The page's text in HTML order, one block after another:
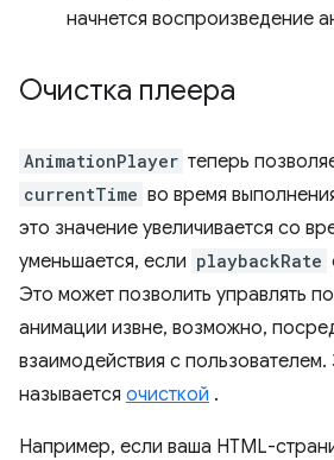
начнется воспроизведение
Очистка плеера
AnimationPlayer теперь
currentTime во время
это значение увеличивается со
уменьшается, если playbackRate
Это может позволить управлять
анимации извне, возможно,
взаимодействия с
называется очисткой .
Например, если ваша HTML-